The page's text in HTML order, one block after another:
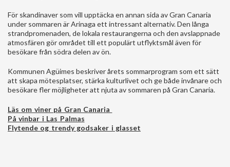
För skandinaver som vill upptäcka en annan sida av Gran Canaria
under sommaren är Arinaga ett intressant alternativ. Den långa
strandpromenaden, de lokala restaurangerna och den avslappnade
atmosfären gör området till ett populärt utflyktsmål även för
besökare från södra delen av ön.
Kommunen Agüimes beskriver årets sommarprogram som ett sätt
att skapa mötesplatser, stärka kulturlivet och ge både invånare och
besökare fler möjligheter att njuta av sommaren på Gran Canaria.
Läs om viner på Gran Canaria
På vinbar i Las Palmas
Flytende og trendy godsaker i glasset